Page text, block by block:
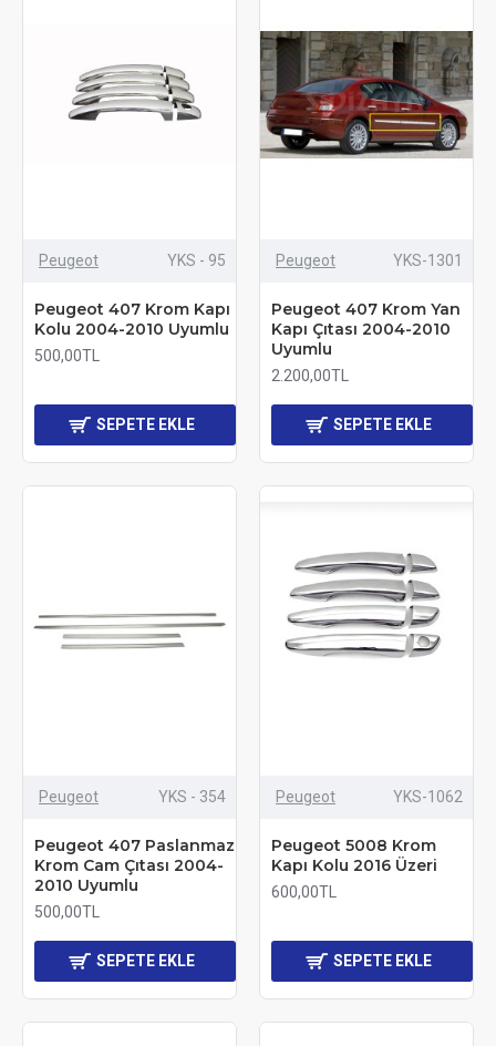
Peugeot YKS - 95
Peugeot 407 Krom Kapı
Kolu 2004-2010 Uyumlu
500,00TL
SEPETE EKLE
Peugeot YKS-1301
Peugeot 407 Krom Yan
Kapı Çıtası 2004-2010
Uyumlu
2.200,00TL
SEPETE EKLE
Peugeot YKS - 354
Peugeot 407 Paslanmaz
Krom Cam Çıtası 2004-
2010 Uyumlu
500,00TL
SEPETE EKLE
Peugeot YKS-1062
Peugeot 5008 Krom
Kapı Kolu 2016 Üzeri
600,00TL
SEPETE EKLE